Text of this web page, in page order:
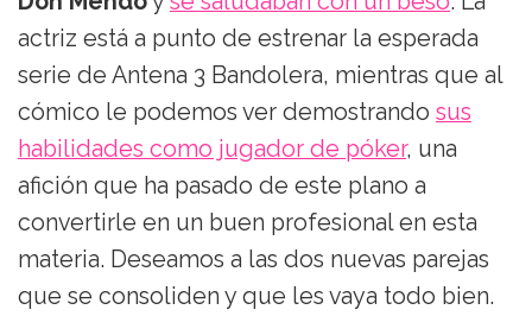
actriz está a punto de estrenar la esperada
serie de Antena 3 Bandolera, mientras que al
cómico le podemos ver demostrando sus
habilidades como jugador de póker, una
afición que ha pasado de este plano a
convertirle en un buen profesional en esta
materia. Deseamos a las dos nuevas parejas
que se consoliden y que les vaya todo bien.